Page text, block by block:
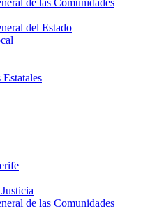
de las Comunidades
del Estado
de las Comunidades